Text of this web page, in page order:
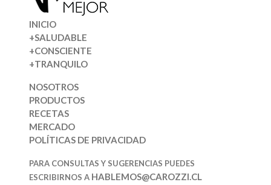
INICIO
+SALUDABLE
+CONSCIENTE
+TRANQUILO
NOSOTROS
PRODUCTOS
RECETAS
MERCADO
POLÍTICAS DE PRIVACIDAD
PARA CONSULTAS Y SUGERENCIAS PUEDES
ESCRIBIRNOS A HABLEMOS@CAROZZI.CL